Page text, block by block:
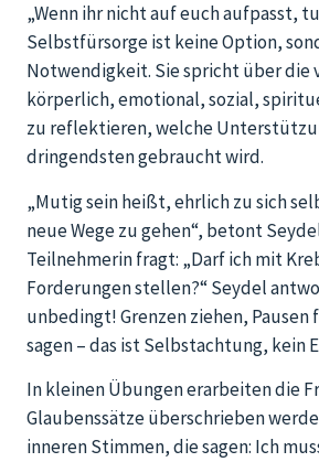
„Wenn ihr nicht auf euch aufpasst,
Selbstfürsorge ist keine Option,
Notwendigkeit. Sie spricht über die
körperlich, emotional, sozial,
zu reflektieren, welche
dringendsten gebraucht wird.
„Mutig sein heißt, ehrlich zu sich
neue Wege zu gehen“, betont
Teilnehmerin fragt: „Darf ich mit
Forderungen stellen?“ Seydel
unbedingt! Grenzen ziehen, Pausen
sagen – das ist Selbstachtung, kein
In kleinen Übungen erarbeiten die
Glaubenssätze überschrieben
inneren Stimmen, die sagen: Ich